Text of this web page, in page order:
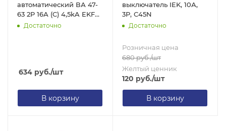
автоматический ВА 47-
63 2P 16А (C) 4,5kA EKF
PROxima
Достаточно
634 руб./шт
В корзину
выключатель IEK, 10А,
3Р, С45N
Достаточно
Розничная цена
680руб./шт
Желтый ценник
120 руб./шт
В корзину